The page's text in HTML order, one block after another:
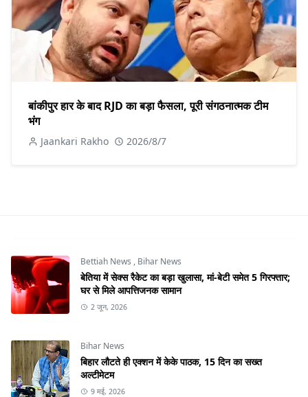
बांकीपुर हार के बाद RJD का बड़ा फैसला, पूरी संगठनात्मक टीम
भंग
Jaankari Rakho 2026/8/7
Bettiah News , Bihar News
बेतिया में सेक्स रैकेट का बड़ा खुलासा, मां-बेटी समेत 5 गिरफ्तार;
घर से मिले आपत्तिजनक सामान
2 जून, 2026
Bihar News
बिहार लौटते ही एक्शन में केके पाठक, 15 दिन का सख्त
अल्टीमेटम
9 मई, 2026